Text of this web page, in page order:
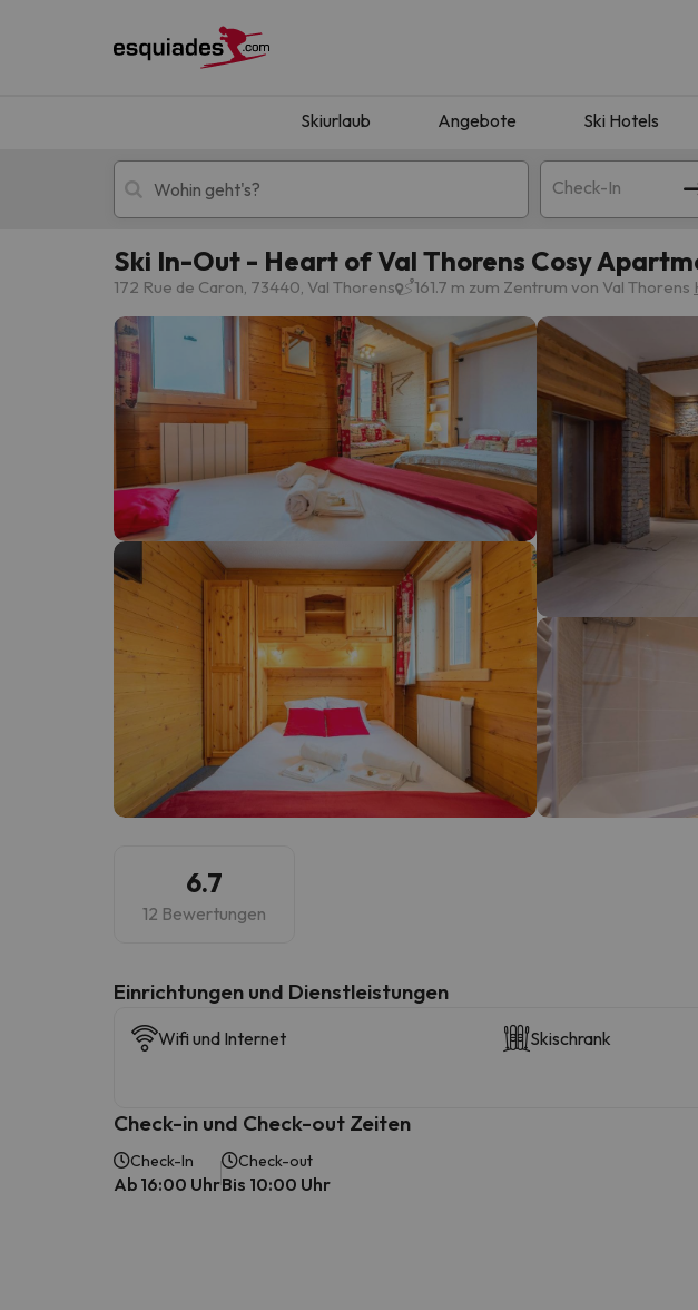
Skiurlaub Angebote Ski Hotels
Check-In
Skiurlaub Berghotels
Oops, wir haben keine Ergebnisse gefunden, die Ihrer Suche
Es sieht so aus, als hätte sich unser Sucher verirrt. Sobald er seinen
Ski In-Out - Heart of Val Thorens Cosy
172 Rue de Caron, 73440, Val Thorens 161.7 m zum Zentrum von Val Thorens
6.7
12 Bewertungen
​Einrichtungen und Dienstleistungen
Wifi und Internet Skischrank
Check-in und Check-out Zeiten
Check-In
Ab 16:00 Uhr
Check-out
Bis 10:00 Uhr